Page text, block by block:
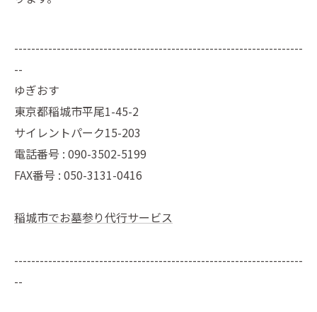
--------------------------------------------------------------------
--
ゆぎおす
東京都稲城市平尾1-45-2
サイレントパーク15-203
電話番号 : 090-3502-5199
FAX番号 : 050-3131-0416
稲城市でお墓参り代行サービス
--------------------------------------------------------------------
--